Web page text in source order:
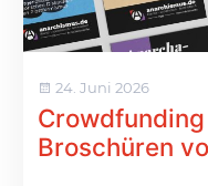
24. Juni 2026
Broschüren